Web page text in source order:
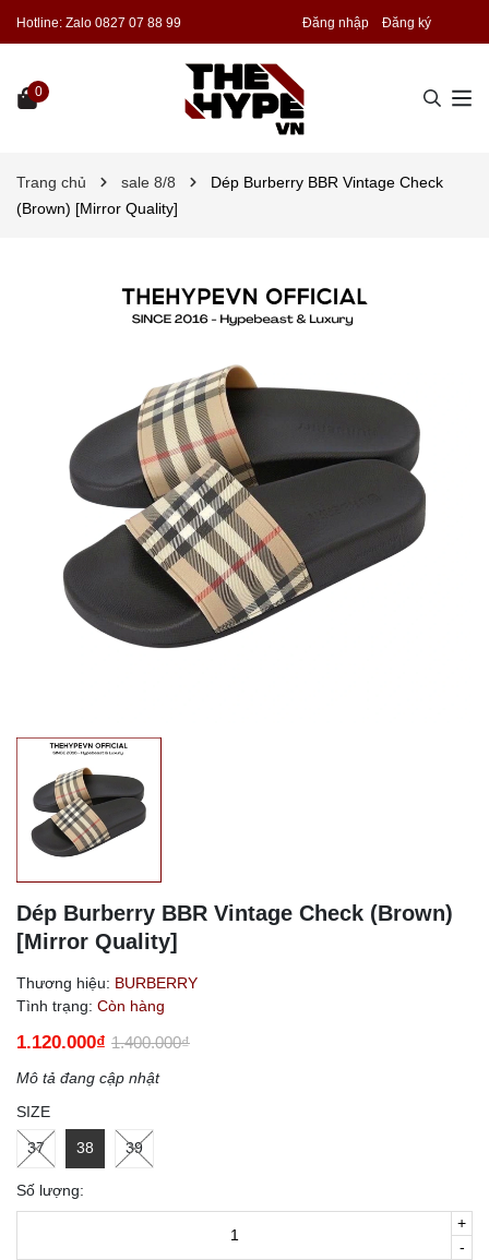
Hotline: Zalo 0827 07 88 99 Đăng nhập Đăng ký
0
Trang chủ sale 8/8
Dép Burberry BBR Vintage Check
(Brown) [Mirror Quality]
Dép Burberry BBR Vintage Check (Brown)
[Mirror Quality]
Thương hiệu: BURBERRY
Tình trạng: Còn hàng
1.120.000₫ 1.400.000₫
Mô tả đang cập nhật
SIZE
37 38 39
Số lượng:
-
+